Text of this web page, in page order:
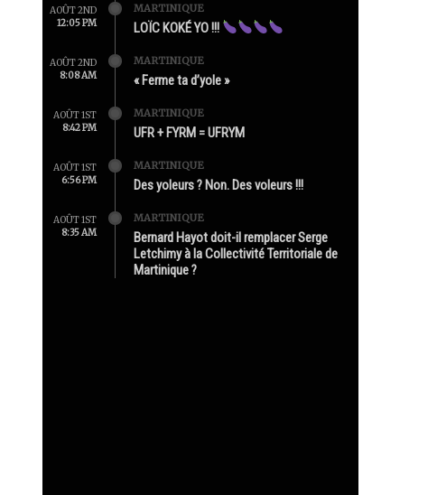
AOÛT 2ND
12:05 PM
MARTINIQUE
LOÏC KOKÉ YO !!!
AOÛT 2ND
8:08 AM
MARTINIQUE
« Ferme ta d’yole »
AOÛT 1ST
8:42 PM
MARTINIQUE
UFR + FYRM = UFRYM
AOÛT 1ST
6:56 PM
MARTINIQUE
Des yoleurs ? Non. Des voleurs !!!
AOÛT 1ST
8:35 AM
MARTINIQUE
Bernard Hayot doit-il remplacer Serge
Letchimy à la Collectivité Territoriale de
Martinique ?